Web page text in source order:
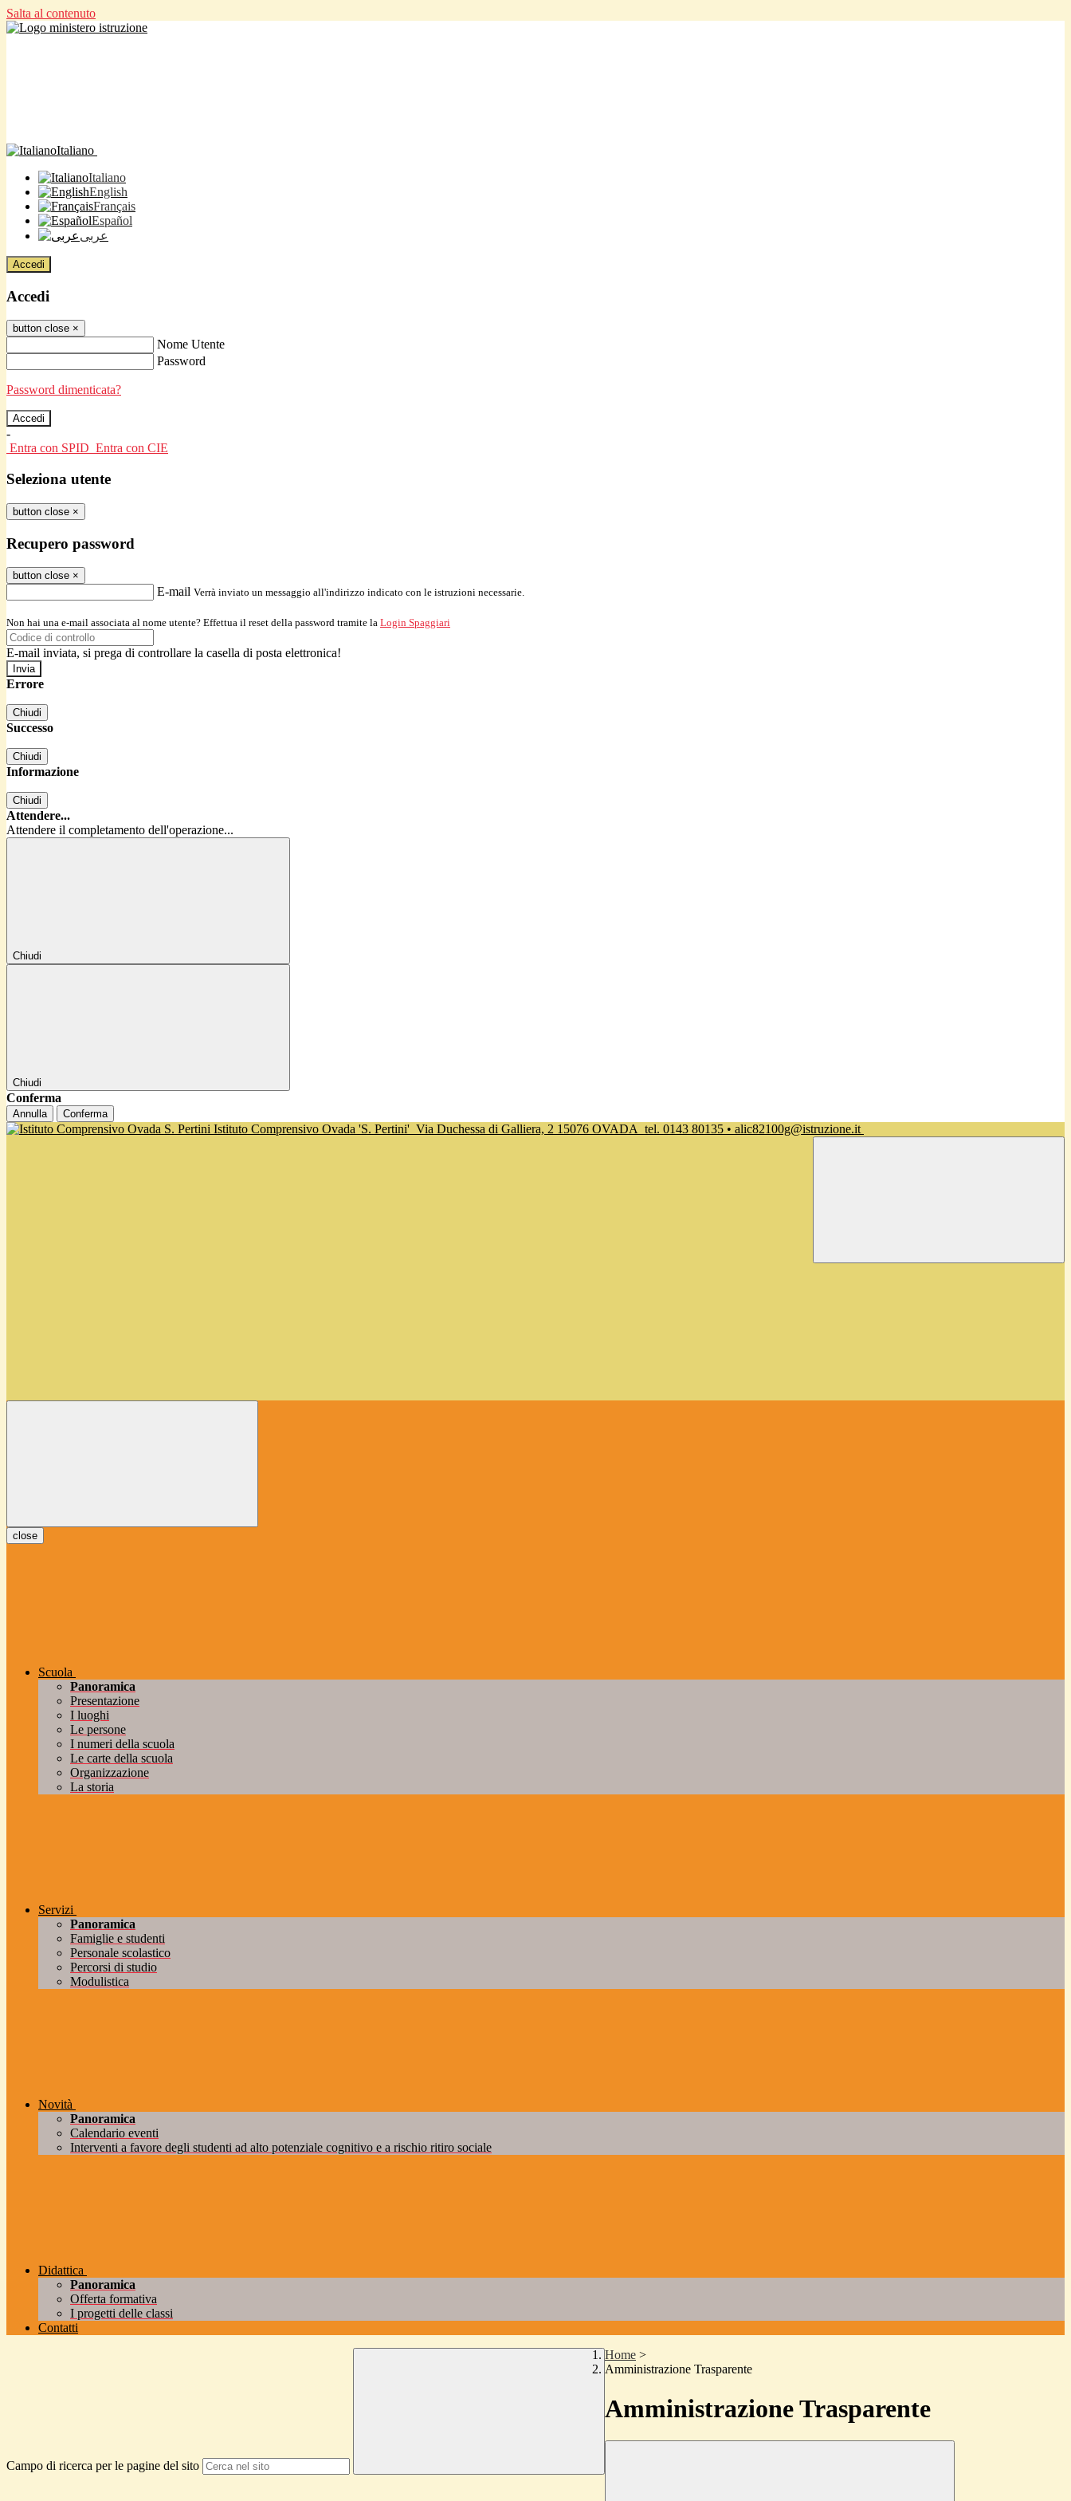
Salta al contenuto
Italiano
Italiano
English
Français
Español
عربى
Accedi
Accedi
button close ×
Nome Utente
Password
Password dimenticata?
-
Entra con SPID Entra con CIE
Seleziona utente
button close ×
Recupero password
button close ×
E-mail Verrà inviato un messaggio all'indirizzo indicato con le istruzioni necessarie.
Non hai una e-mail associata al nome utente? Effettua il reset della password tramite la Login Spaggiari
E-mail inviata, si prega di controllare la casella di posta elettronica!
Errore
Chiudi
Successo
Chiudi
Informazione
Chiudi
Attendere...
Attendere il completamento dell'operazione...
Chiudi
Chiudi
Conferma
Annulla Conferma
Istituto Comprensivo Ovada 'S. Pertini' Via Duchessa di Galliera, 2 15076 OVADA tel. 0143 80135 • alic82100g@istruzione.it
close
Scuola
Panoramica
Presentazione
I luoghi
Le persone
I numeri della scuola
Le carte della scuola
Organizzazione
La storia
Servizi
Panoramica
Famiglie e studenti
Personale scolastico
Percorsi di studio
Modulistica
Novità
Panoramica
Calendario eventi
Interventi a favore degli studenti ad alto potenziale cognitivo e a rischio ritiro sociale
Didattica
Panoramica
Offerta formativa
I progetti delle classi
Contatti
Campo di ricerca per le pagine del sito
Home >
Amministrazione Trasparente
Amministrazione Trasparente